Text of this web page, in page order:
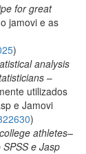
for great
jamovi e as
)
analysis
–
utilizados
e Jamovi
)
athletes–
e Jasp